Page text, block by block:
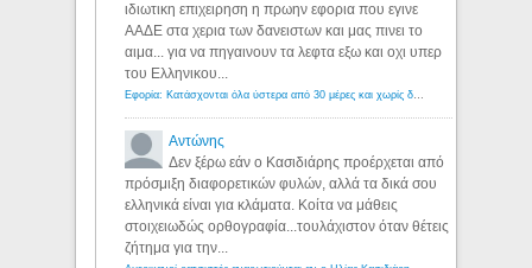
ιδιωτικη επιχειρηση η πρωην εφορια που εγινε
ΑΑΔΕ στα χερια των δανειστων και μας πινει το
αιμα... για να πηγαινουν τα λεφτα εξω και οχι υπερ
του Ελληνικου...
Εφορία: Κατάσχονται όλα ύστερα από 30 μέρες και χωρίς δικαστικές αποφάσεις - Λόγιος Ερμής
Αντώνης
Δεν ξέρω εάν ο Κασιδιάρης προέρχεται από
πρόσμιξη διαφορετικών φυλών, αλλά τα δικά σου
ελληνικά είναι για κλάματα. Κοίτα να μάθεις
στοιχειωδώς ορθογραφία...τουλάχιστον όταν θέτεις
ζήτημα για την...